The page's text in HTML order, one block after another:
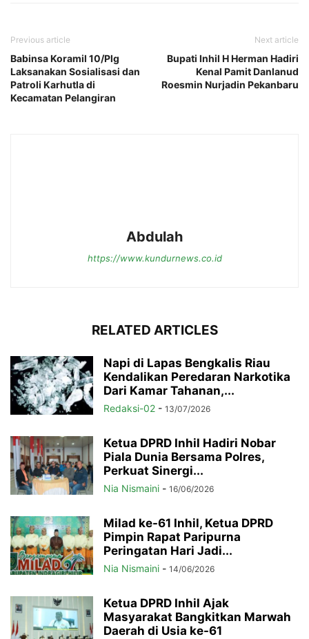
Previous article
Babinsa Koramil 10/Plg
Laksanakan Sosialisasi dan
Patroli Karhutla di
Kecamatan Pelangiran
Next article
Bupati Inhil H Herman Hadiri
Kenal Pamit Danlanud
Roesmin Nurjadin Pekanbaru
Abdulah
https://www.kundurnews.co.id
RELATED ARTICLES
Napi di Lapas Bengkalis Riau
Kendalikan Peredaran Narkotika
Dari Kamar Tahanan,...
Redaksi-02 - 13/07/2026
Ketua DPRD Inhil Hadiri Nobar
Piala Dunia Bersama Polres,
Perkuat Sinergi...
Nia Nismaini - 16/06/2026
Milad ke-61 Inhil, Ketua DPRD
Pimpin Rapat Paripurna
Peringatan Hari Jadi...
Nia Nismaini - 14/06/2026
Ketua DPRD Inhil Ajak
Masyarakat Bangkitkan Marwah
Daerah di Usia ke-61